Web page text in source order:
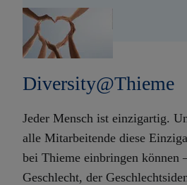
Diversity@Thieme
Jeder Mensch ist einzigartig.
alle Mitarbeitende diese
bei Thieme einbringen können
Geschlecht, der